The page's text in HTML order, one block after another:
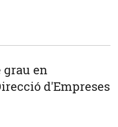
en
d'Empreses